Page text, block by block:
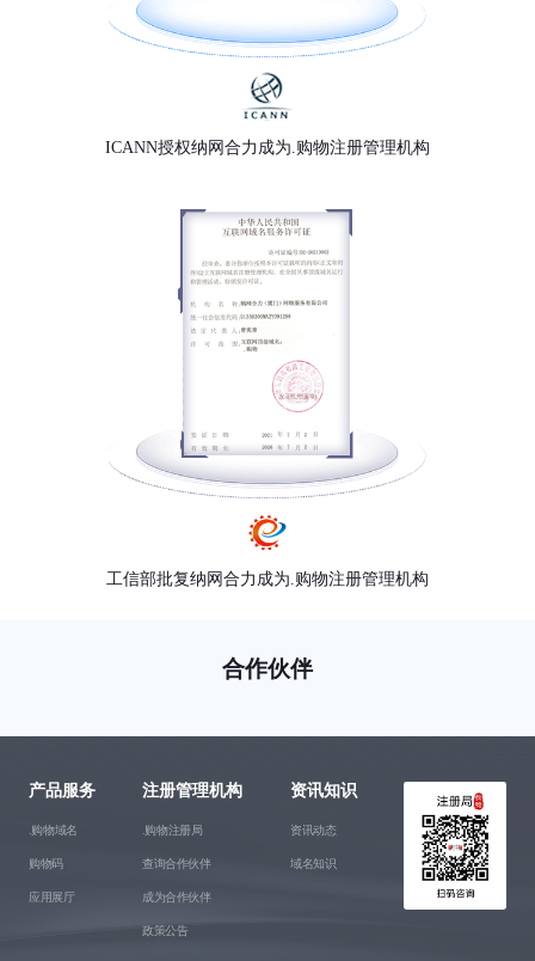
ICANN授权纳网合力成为.购物注册管理机构
工信部批复纳网合力成为.购物注册管理机构
合作伙伴
产品服务
.购物域名
购物码
应用展厅
注册管理机构
.购物注册局
查询合作伙伴
成为合作伙伴
政策公告
资讯知识
资讯动态
域名知识